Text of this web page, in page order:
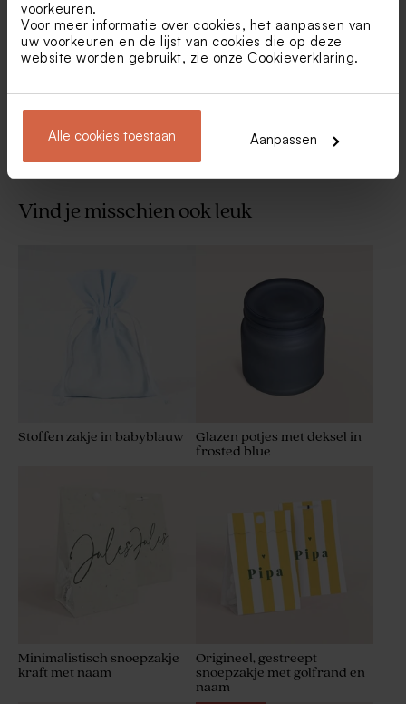
voorkeuren.
Voor meer informatie over cookies, het aanpassen van
uw voorkeuren en de lijst van cookies die op deze
website worden gebruikt, zie onze Cookieverklaring.
Alle cookies toestaan Aanpassen
blue 1kg (± 240 stuks)
Vind je misschien ook leuk
Stoffen zakje in babyblauw
Glazen potjes met deksel in
frosted blue
Minimalistisch snoepzakje
kraft met naam
Origineel, gestreept
snoepzakje met golfrand en
naam